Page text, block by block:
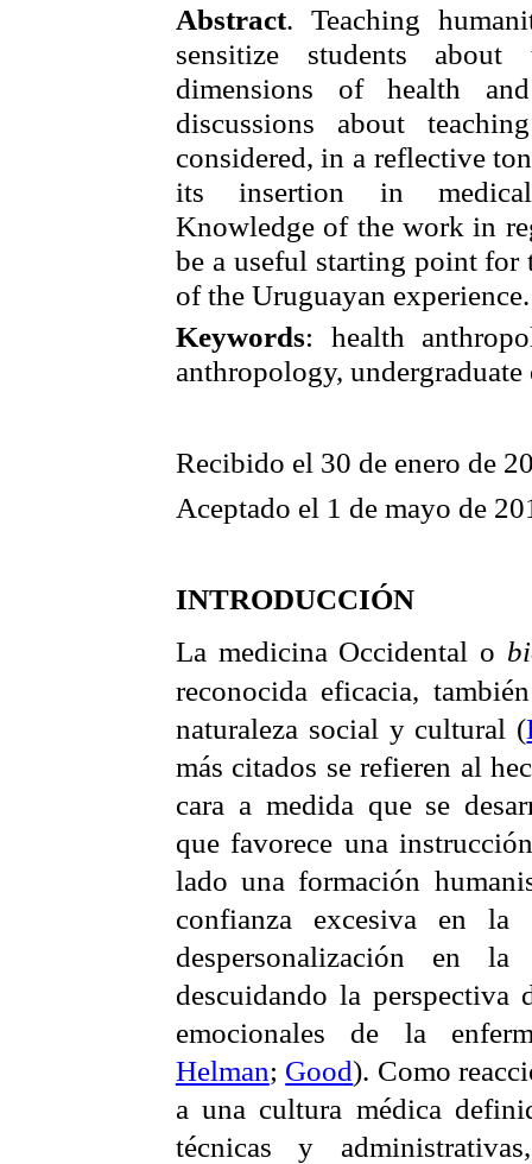
Abstract. Teaching
sensitize students
dimensions of health
discussions about
considered, in a reflective
its insertion in
Knowledge of the work in
be a useful starting point for
of the Uruguayan experience.
Keywords: health
anthropology,
Recibido el 30 de enero de
Aceptado el 1 de mayo de
INTRODUCCIÓN
La medicina Occidental o
reconocida eficacia,
naturaleza social y cultural (
más citados se refieren al
cara a medida que se
que favorece una
lado una formación
confianza excesiva en la
despersonalización en
descuidando la perspectiva
emocionales de la
Helman; Good). Como
a una cultura médica
técnicas y